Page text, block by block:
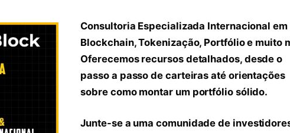
Consultoria Especializada Internacional em
Blockchain, Tokenização, Portfólio e muito
Oferecemos recursos detalhados, desde o
passo a passo de carteiras até orientações
sobre como montar um portfólio sólido.
Junte-se a uma comunidade de